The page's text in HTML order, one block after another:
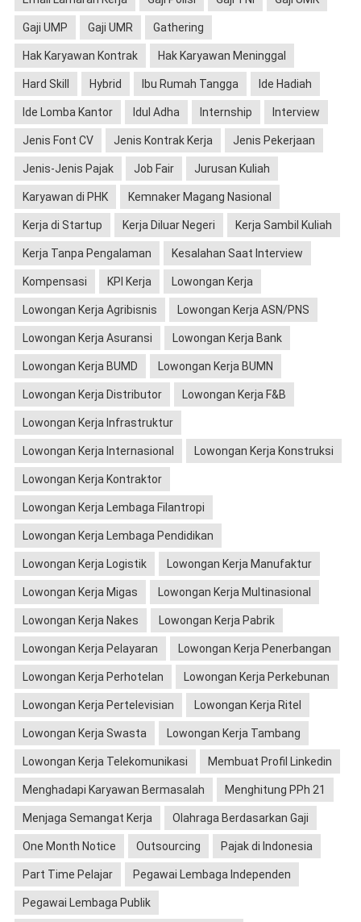
Gaji UMP Gaji UMR Gathering
Hak Karyawan Kontrak Hak Karyawan Meninggal
Hard Skill Hybrid Ibu Rumah Tangga Ide Hadiah
Ide Lomba Kantor Idul Adha Internship Interview
Jenis Font CV Jenis Kontrak Kerja Jenis Pekerjaan
Jenis-Jenis Pajak Job Fair Jurusan Kuliah
Karyawan di PHK Kemnaker Magang Nasional
Kerja di Startup Kerja Diluar Negeri Kerja Sambil Kuliah
Kerja Tanpa Pengalaman Kesalahan Saat Interview
Kompensasi KPI Kerja Lowongan Kerja
Lowongan Kerja Agribisnis Lowongan Kerja ASN/PNS
Lowongan Kerja Asuransi Lowongan Kerja Bank
Lowongan Kerja BUMD Lowongan Kerja BUMN
Lowongan Kerja Distributor Lowongan Kerja F&B
Lowongan Kerja Infrastruktur
Lowongan Kerja Internasional Lowongan Kerja Konstruksi
Lowongan Kerja Kontraktor
Lowongan Kerja Lembaga Filantropi
Lowongan Kerja Lembaga Pendidikan
Lowongan Kerja Logistik Lowongan Kerja Manufaktur
Lowongan Kerja Migas Lowongan Kerja Multinasional
Lowongan Kerja Nakes Lowongan Kerja Pabrik
Lowongan Kerja Pelayaran Lowongan Kerja Penerbangan
Lowongan Kerja Perhotelan Lowongan Kerja Perkebunan
Lowongan Kerja Pertelevisian Lowongan Kerja Ritel
Lowongan Kerja Swasta Lowongan Kerja Tambang
Lowongan Kerja Telekomunikasi Membuat Profil Linkedin
Menghadapi Karyawan Bermasalah Menghitung PPh 21
Menjaga Semangat Kerja Olahraga Berdasarkan Gaji
One Month Notice Outsourcing Pajak di Indonesia
Part Time Pelajar Pegawai Lembaga Independen
Pegawai Lembaga Publik